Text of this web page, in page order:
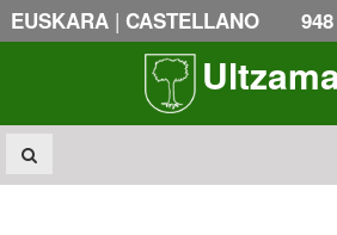
EUSKARA | CASTELLANO